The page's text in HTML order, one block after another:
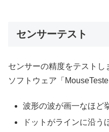
センサーテスト
センサーの精度をテストし
ソフトウェア「
波形の波が画一なほど
ドットがラインに沿う